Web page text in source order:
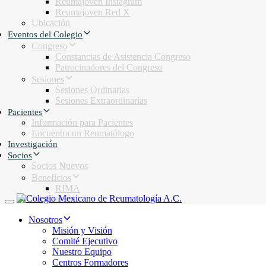
Reumajoven Red X
Ubicación
Eventos del Colegio
Congreso
Constancias de Asistencia Congreso
Patrocinadores del Congreso
Sesiones
Sesiones Ordinarias
Sesiones Extraordinarias
Pacientes
Información para Pacientes
Encuentra un Reumatólogo
Investigación
Socios
Socios Nuevos
Beneficios
RIMA
Facturación
Toggle navigation
Nosotros
Misión y Visión
Comité Ejecutivo
Nuestro Equipo
Centros Formadores